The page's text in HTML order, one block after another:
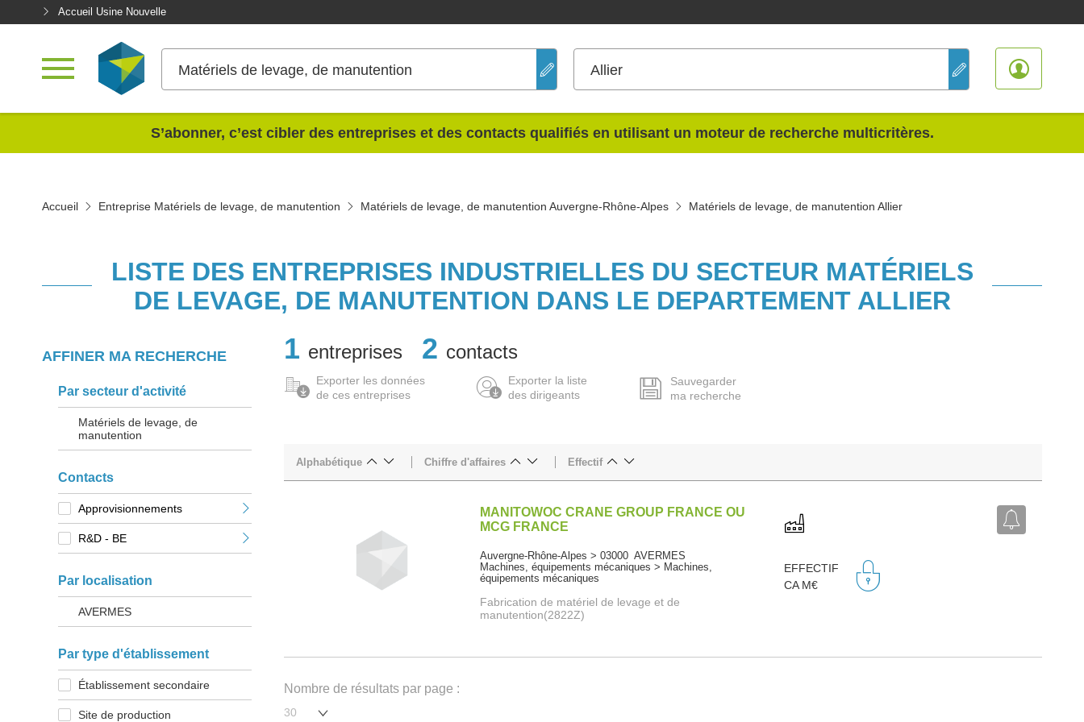
Accueil Usine Nouvelle
Matériels de levage, de manutention Allier
S’abonner, c’est cibler des entreprises et des contacts qualifiés en utilisant un moteur de recherche multicritères.
Accueil Entreprise Matériels de levage, de manutention Matériels de levage, de manutention Auvergne-Rhône-Alpes Matériels de levage, de manutention Allier
LISTE DES ENTREPRISES INDUSTRIELLES DU SECTEUR MATÉRIELS
DE LEVAGE, DE MANUTENTION DANS LE DEPARTEMENT ALLIER
AFFINER MA RECHERCHE
Par secteur d'activité
Matériels de levage, de
manutention
Contacts
Approvisionnements
R&D - BE
Par localisation
AVERMES
Par type d'établissement
Établissement secondaire
Site de production
1 entreprises 2 contacts
Exporter les données
de ces entreprises
Exporter la liste
des dirigeants
Sauvegarder
ma recherche
Alphabétique Chiffre d'affaires Effectif
MANITOWOC CRANE GROUP FRANCE OU
MCG FRANCE
Auvergne-Rhône-Alpes > 03000 AVERMES
Machines, équipements mécaniques > Machines,
équipements mécaniques
Fabrication de matériel de levage et de
manutention(2822Z)
EFFECTIF
CA M€
Nombre de résultats par page :